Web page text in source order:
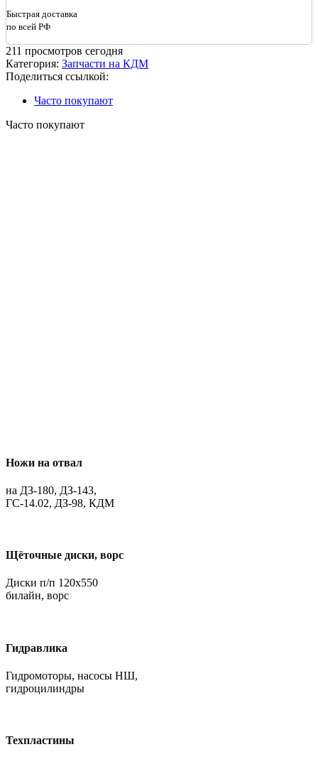
Быстрая доставка
по всей РФ
211 просмотров сегодня
Категория: Запчасти на КДМ
Поделиться ссылкой:
Часто покупают
Часто покупают
Ножи на отвал
на ДЗ-180, ДЗ-143,
ГС-14.02, ДЗ-98, КДМ
Щёточные диски, ворс
Диски п/п 120х550
билайн, ворс
Гидравлика
Гидромоторы, насосы НШ,
гидроцилиндры
Техпластины